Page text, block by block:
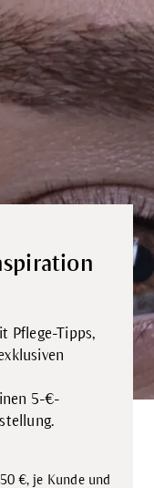
Pflege-Tipps,
5-€-
€, je Kunde und